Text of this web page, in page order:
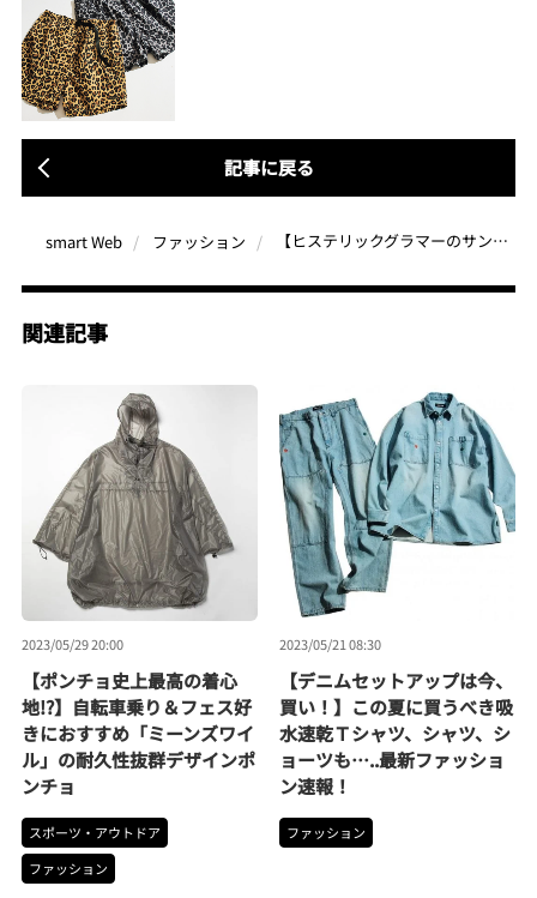
記事に戻る
smart Web ファッション 【ヒステリックグラマーのサンダル、アー・ペー・セーのショップ限定Tシャツほか】柄モノ、グラフィックの最新アイテムが夏に映える！
関連記事
2023/05/29 20:00
【ポンチョ史上最高の着心
地!?】自転車乗り＆フェス好
きにおすすめ「ミーンズワイ
ル」の耐久性抜群デザインポ
ンチョ
スポーツ・アウトドア
ファッション
2023/05/21 08:30
【デニムセットアップは今、
買い！】この夏に買うべき吸
水速乾Ｔシャツ、シャツ、シ
ョーツも…..最新ファッショ
ン速報！
ファッション